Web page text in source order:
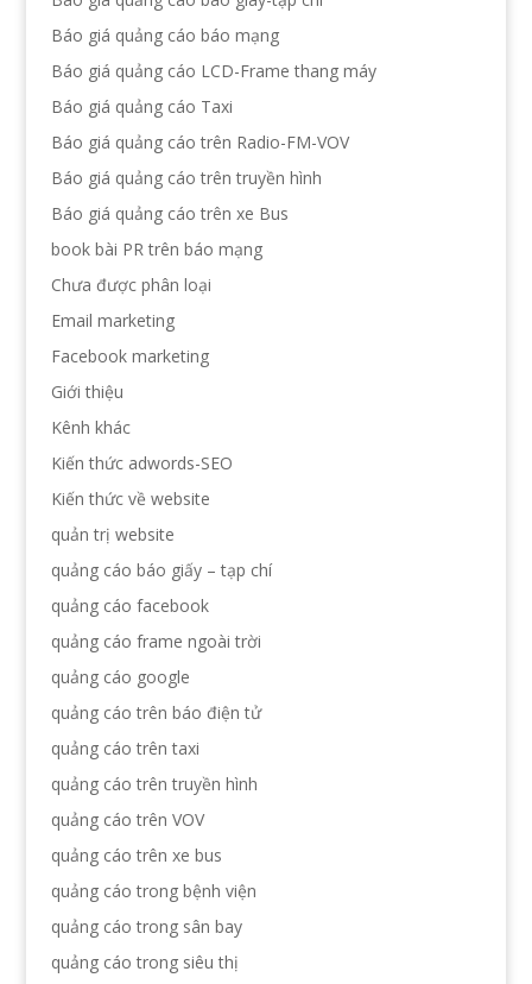
Báo giá quảng cáo báo mạng
Báo giá quảng cáo LCD-Frame thang máy
Báo giá quảng cáo Taxi
Báo giá quảng cáo trên Radio-FM-VOV
Báo giá quảng cáo trên truyền hình
Báo giá quảng cáo trên xe Bus
book bài PR trên báo mạng
Chưa được phân loại
Email marketing
Facebook marketing
Giới thiệu
Kênh khác
Kiến thức adwords-SEO
Kiến thức về website
quản trị website
quảng cáo báo giấy – tạp chí
quảng cáo facebook
quảng cáo frame ngoài trời
quảng cáo google
quảng cáo trên báo điện tử
quảng cáo trên taxi
quảng cáo trên truyền hình
quảng cáo trên VOV
quảng cáo trên xe bus
quảng cáo trong bệnh viện
quảng cáo trong sân bay
quảng cáo trong siêu thị